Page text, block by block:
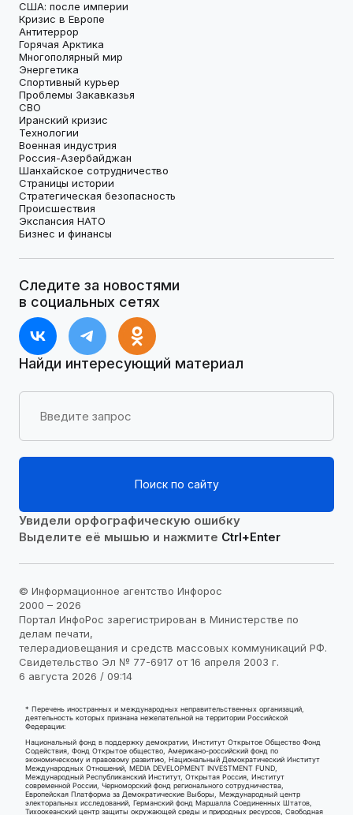
США: после империи
Кризис в Европе
Антитеррор
Горячая Арктика
Многополярный мир
Энергетика
Спортивный курьер
Проблемы Закавказья
СВО
Иранский кризис
Технологии
Военная индустрия
Россия-Азербайджан
Шанхайское сотрудничество
Страницы истории
Стратегическая безопасность
Происшествия
Экспансия НАТО
Бизнес и финансы
Следите за новостями
в социальных сетях
Найди интересующий материал
Поиск по сайту
Увидели орфографическую ошибку
Выделите её мышью и нажмите Ctrl+Enter
© Информационное агентство Инфорос
2000 – 2026
Портал ИнфоРос зарегистрирован в Министерстве по
делам печати,
телерадиовещания и средств массовых коммуникаций РФ.
Свидетельство Эл № 77-6917 от 16 апреля 2003 г.
6 августа 2026 / 09:14